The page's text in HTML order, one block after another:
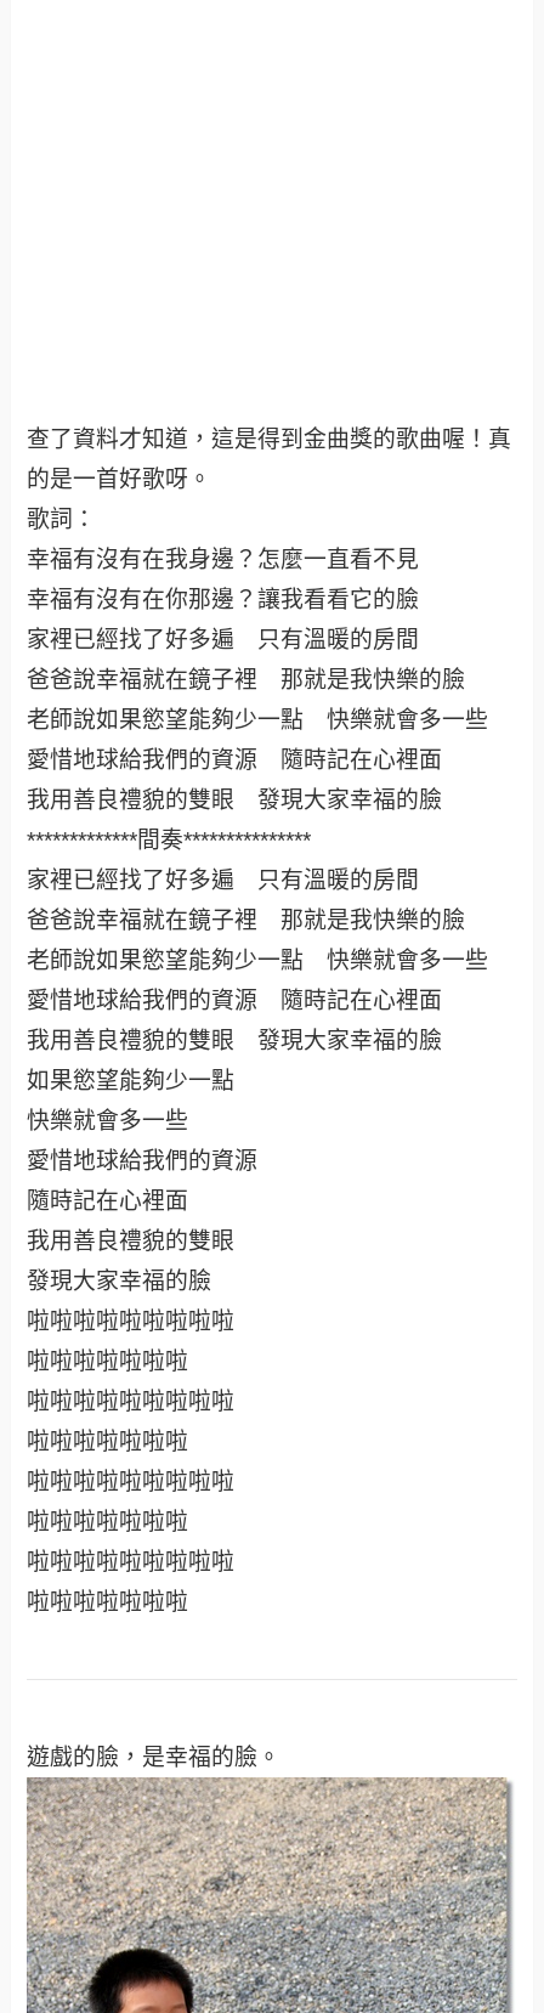
查了資料才知道，這是得到金曲獎的歌曲喔！真
的是一首好歌呀。
歌詞：
幸福有沒有在我身邊？怎麼一直看不見
幸福有沒有在你那邊？讓我看看它的臉
家裡已經找了好多遍 只有溫暖的房間
爸爸說幸福就在鏡子裡 那就是我快樂的臉
老師說如果慾望能夠少一點 快樂就會多一些
愛惜地球給我們的資源 隨時記在心裡面
我用善良禮貌的雙眼 發現大家幸福的臉
*************間奏***************
家裡已經找了好多遍 只有溫暖的房間
爸爸說幸福就在鏡子裡 那就是我快樂的臉
老師說如果慾望能夠少一點 快樂就會多一些
愛惜地球給我們的資源 隨時記在心裡面
我用善良禮貌的雙眼 發現大家幸福的臉
如果慾望能夠少一點
快樂就會多一些
愛惜地球給我們的資源
隨時記在心裡面
我用善良禮貌的雙眼
發現大家幸福的臉
啦啦啦啦啦啦啦啦啦
啦啦啦啦啦啦啦
啦啦啦啦啦啦啦啦啦
啦啦啦啦啦啦啦
啦啦啦啦啦啦啦啦啦
啦啦啦啦啦啦啦
啦啦啦啦啦啦啦啦啦
啦啦啦啦啦啦啦
遊戲的臉，是幸福的臉。